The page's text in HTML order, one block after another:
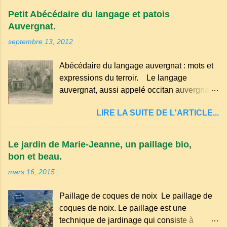
Petit Abécédaire du langage et patois
Auvergnat.
septembre 13, 2012
Abécédaire du langage auvergnat : mots et
expressions du terroir. Le langage
auvergnat, aussi appelé occitan auvergnat ,
principalement en Auvergne et dans
certaines parties du Massif central . Il
et est classé parmi les dialectes du nord-
Par exemple, on trouve des mots typiques
comme "agourer" (s'accroupir) ou "aze"
(âne, utilisé aussi pour désigner quelqu'un
LIRE LA SUITE DE L'ARTICLE...
Le jardin de Marie-Jeanne, un paillage bio,
bon et beau.
mars 16, 2015
Paillage de coques de noix Le paillage de
coques de noix. Le paillage est une
technique de jardinage qui consiste à